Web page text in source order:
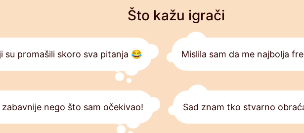
Što kažu igrači
su promašili skoro sva pitanja 😂 Mislila sam da me najbolja
zabavnije nego što sam očekivao! Sad znam tko stvarno